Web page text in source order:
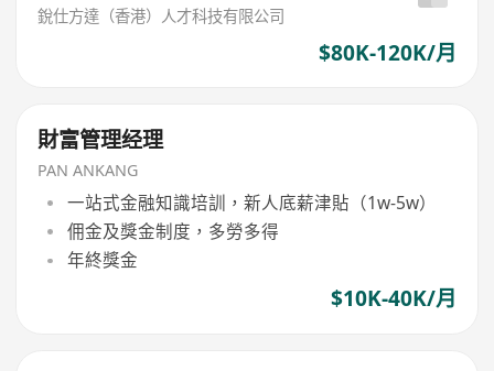
銳仕方達（香港）人才科技有限公司
$80K-120K/月
財富管理经理
PAN ANKANG
一站式金融知識培訓，新人底薪津貼（1w-5w）
佣金及獎金制度，多勞多得
年終獎金
$10K-40K/月